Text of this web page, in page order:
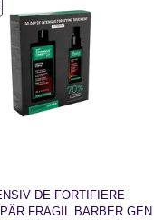
DE FORTIFIERE
FRAGIL BARBER GEN